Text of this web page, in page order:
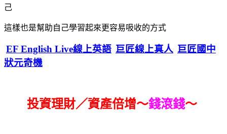
己
這樣也是幫助自己學習起來更容易吸收的方式
EF English Live線上英語 巨匠線上真人 巨匠國中
狀元奇機
投資理財／資產倍增～錢滾錢～